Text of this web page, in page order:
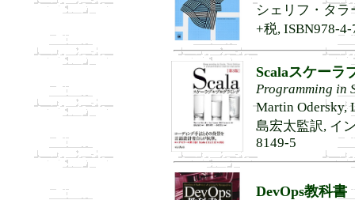
シェリフ・タラ
+税, ISBN978-
Scalaスケーラ
Programming in
Martin Odersky,
島宏太監訳, イ
8149-5
DevOps教科書